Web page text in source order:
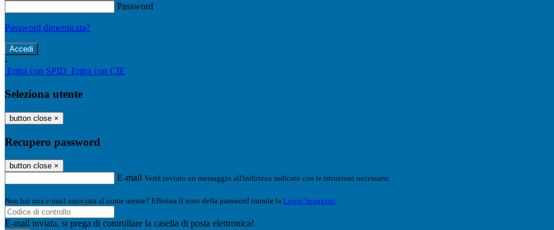
Password
Password dimenticata?
-
Entra con SPID Entra con CIE
Seleziona utente
button close ×
Recupero password
button close ×
E-mail Verrà inviato un messaggio all'indirizzo indicato con le istruzioni necessarie.
Non hai una e-mail associata al nome utente? Effettua il reset della password tramite la Login Spaggiari
E-mail inviata, si prega di controllare la casella di posta elettronica!